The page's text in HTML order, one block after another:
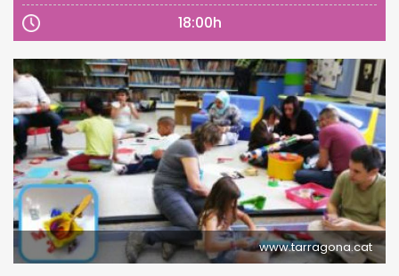
18:00h
www.tarragona.cat